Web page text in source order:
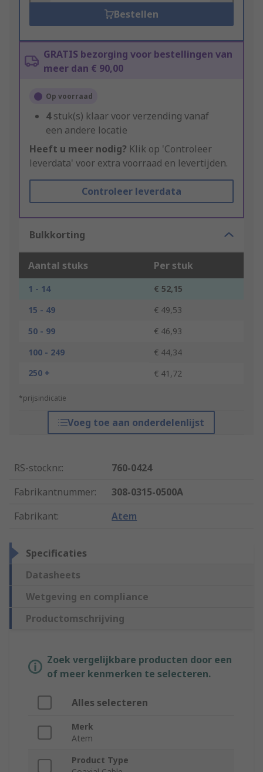
Bestellen
GRATIS bezorging voor bestellingen van
meer dan € 90,00
Op voorraad
4stuk(s) klaar voor verzending vanaf
een andere locatie
Heeft u meer nodig? Klik op 'Controleer
leverdata' voor extra voorraad en levertijden.
Controleer leverdata
Bulkkorting
Aantal stuks Per stuk
1 - 14
€ 52,15
15 - 49
€ 49,53
50 - 99
€ 46,93
100 - 249
€ 44,34
250 +
€ 41,72
*prijsindicatie
Voeg toe aan onderdelenlijst
RS-stocknr.:
760-0424
Fabrikantnummer:
308-0315-0500A
Fabrikant: Atem
Specificaties
Datasheets
Wetgeving en compliance
Productomschrijving
Zoek vergelijkbare producten door een
of meer kenmerken te selecteren.
Alles selecteren
Merk
Atem
Product Type